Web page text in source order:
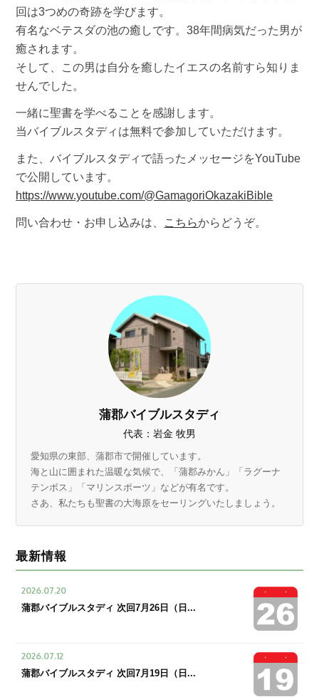
回は3つめの奇跡を学びます。
有名なベテスダの池の癒しです。38年間病気だった男が
癒されます。
そして、この男は自分を癒したイエスの名前すら知りま
せんでした。
一緒に聖書を学べることを感謝します。
当バイブルスタディは無料で参加していただけます。
また、バイブルスタディで語ったメッセージをYouTube
で公開しています。
https://www.youtube.com/@GamagoriOkazakiBible
問い合わせ・お申し込みは、 こちらからどうぞ。
蒲郡バイブルスタディ
代表：岩金 牧男
愛知県の東部、蒲郡市で開催しています。
海と山に囲まれた温暖な気候で、「蒲郡みかん」「ラグーナ
テンボス」「マリンスポーツ」などが有名です。
さあ、私たちも聖書の大海原をセーリングいたしましょう。
最新情報
2026.07.20
蒲郡バイブルスタディ 次回7月26日（日...
2026.07.12
蒲郡バイブルスタディ 次回7月19日（日...